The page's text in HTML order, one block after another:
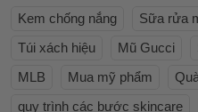
Kem chống nắng Sữa rửa
Túi xách hiệu
Mũ Gucci
MLB
Mua mỹ phẩm
quy trình các bước skincare